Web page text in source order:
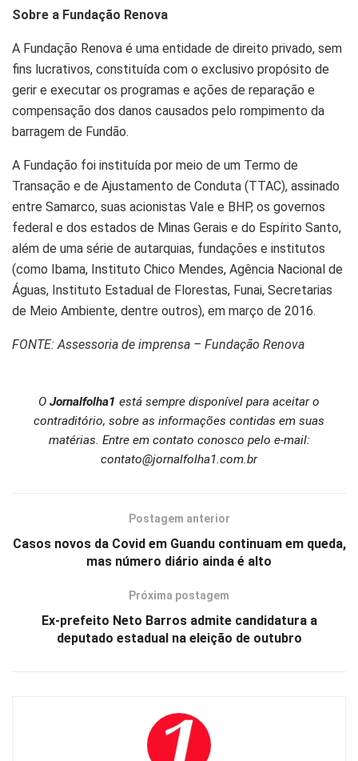
Sobre a Fundação Renova
A Fundação Renova é uma entidade de direito privado, sem
fins lucrativos, constituída com o exclusivo propósito de
gerir e executar os programas e ações de reparação e
compensação dos danos causados pelo rompimento da
barragem de Fundão.
A Fundação foi instituída por meio de um Termo de
Transação e de Ajustamento de Conduta (TTAC), assinado
entre Samarco, suas acionistas Vale e BHP, os governos
federal e dos estados de Minas Gerais e do Espírito Santo,
além de uma série de autarquias, fundações e institutos
(como Ibama, Instituto Chico Mendes, Agência Nacional de
Águas, Instituto Estadual de Florestas, Funai, Secretarias
de Meio Ambiente, dentre outros), em março de 2016.
FONTE: Assessoria de imprensa – Fundação Renova
O Jornalfolha1 está sempre disponível para aceitar o
contraditório, sobre as informações contidas em suas
matérias. Entre em contato conosco pelo e-mail:
contato@jornalfolha1.com.br
Postagem anterior
Casos novos da Covid em Guandu continuam em queda,
mas número diário ainda é alto
Próxima postagem
Ex-prefeito Neto Barros admite candidatura a
deputado estadual na eleição de outubro